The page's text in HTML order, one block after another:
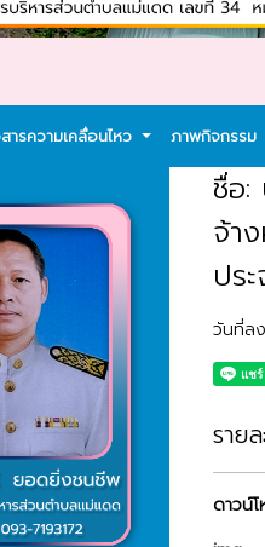
ารความเคลื่อนไหว ภาพกิจกรรม
ชื่อ:
จ้า
ปร
วันที่ล
ราย
ดาวน์